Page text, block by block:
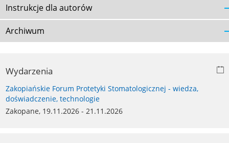
Instrukcje dla autorów
Archiwum
Wydarzenia
Zakopiańskie Forum Protetyki Stomatologicznej - wiedza,
doświadczenie, technologie
Zakopane, 19.11.2026 - 21.11.2026